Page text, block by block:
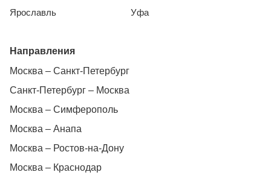
Ярославль
Уфа
Направления
Москва – Санкт-Петербург
Санкт-Петербург – Москва
Москва – Симферополь
Москва – Анапа
Москва – Ростов-на-Дону
Москва – Краснодар